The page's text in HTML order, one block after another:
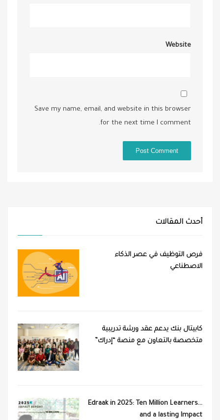
Website
Save my name, email, and website in this browser
for the next time I comment.
أحدث المقالات
فرص التوظيف في عصر الذكاء
الاصطناعي
كابيتال بنك يدعم عقد ورشة تدريبية
متخصصة بالتعاون مع منصة “إدراك”
Edraak in 2025: Ten Million Learners…
and a lasting Impact